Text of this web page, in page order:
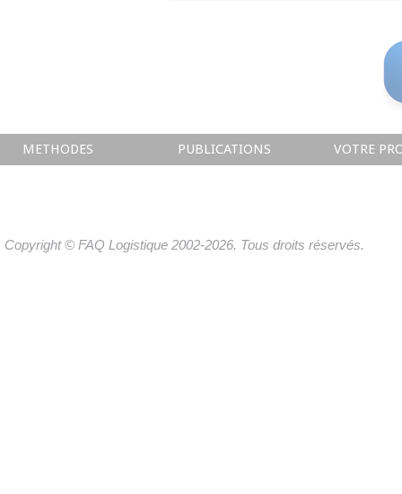
METHODES PUBLICATIONS VOTRE
Copyright © FAQ Logistique 2002-2026. Tous droits réservés.